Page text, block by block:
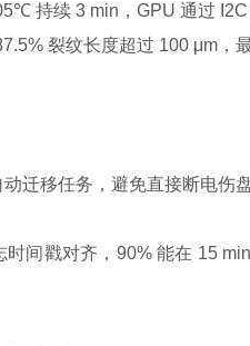
持续 3 min，GPU 通过 I2C
裂纹长度超过 100 μm，最
迁移任务，避免直接断电伤盘
间戳对齐，90% 能在 15